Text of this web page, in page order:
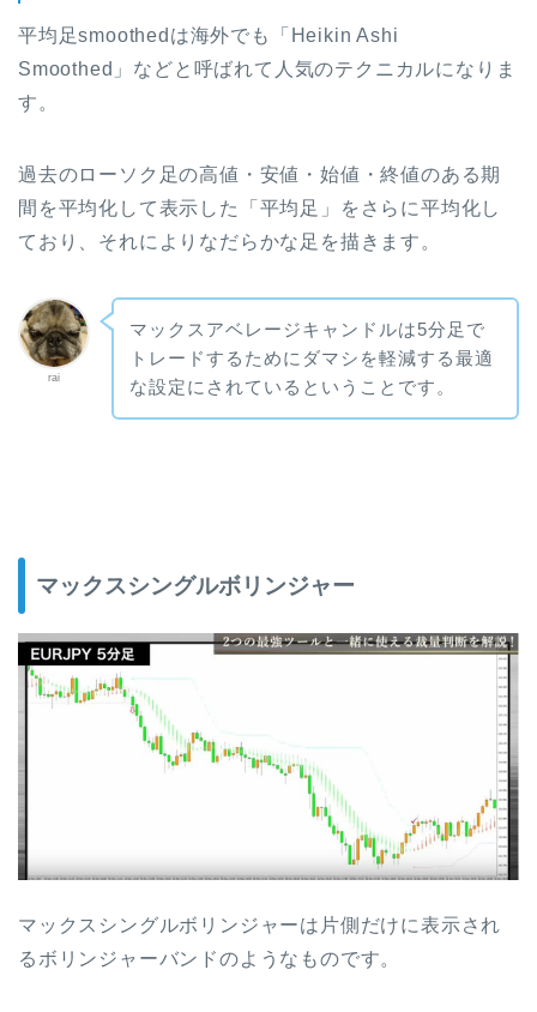
平均足smoothedは海外でも「Heikin Ashi
Smoothed」などと呼ばれて人気のテクニカルになりま
す。
過去のローソク足の高値・安値・始値・終値のある期
間を平均化して表示した「平均足」をさらに平均化し
ており、それによりなだらかな足を描きます。
rai
マックスアベレージキャンドルは5分足で
トレードするためにダマシを軽減する最適
な設定にされているということです。
マックスシングルボリンジャー
マックスシングルボリンジャーは片側だけに表示され
るボリンジャーバンドのようなものです。